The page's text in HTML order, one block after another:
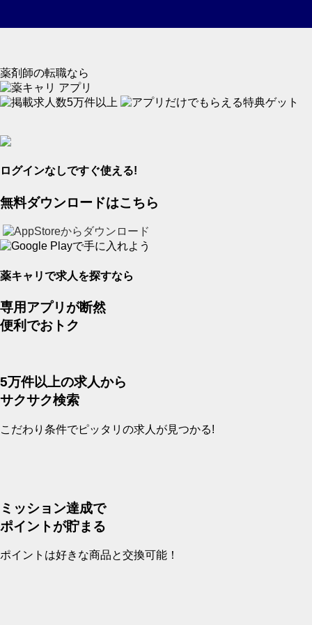
薬剤師の転職なら
アプリ
ログインなしですぐ使える!
無料ダウンロードはこちら
薬キャリで求人を探すなら
専用 アプリが断然
便利 でおトク
5万件以上の求人から
サクサク検索
こだわり条件でピッタリの求人が見つかる!
ミッション達成で
ポイントが貯まる
ポイントは好きな商品と交換可能！